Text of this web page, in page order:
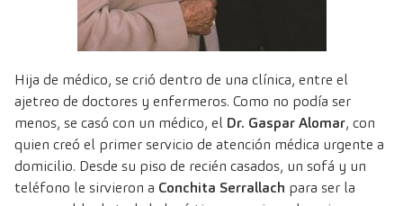
Hija de médico, se crió dentro de una clínica, entre el
ajetreo de doctores y enfermeros. Como no podía ser
menos, se casó con un médico, el Dr. Gaspar Alomar, con
quien creó el primer servicio de atención médica urgente a
domicilio. Desde su piso de recién casados, un sofá y un
teléfono le sirvieron a Conchita Serrallach para ser la